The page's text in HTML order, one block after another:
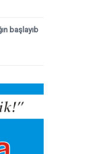
başlayıb